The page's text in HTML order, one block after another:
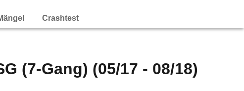
Crashtest
(7-Gang) (05/17 - 08/18)